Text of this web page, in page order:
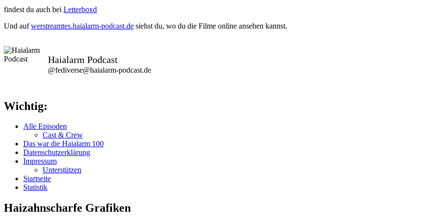
findest du auch bei Letterboxd
Und aufwerstreamtes.haialarm-podcast.de siehst du, wo du die Filme online ansehen kannst.
Haialarm Podcast
@fediverse@haialarm-podcast.de
Wichtig:
Alle Episoden
Cast & Crew
Das war die Haialarm 100
Datenschutzerklärung
Impressum
Unterstützen
Startseite
Statistik
Haizahnscharfe Grafiken